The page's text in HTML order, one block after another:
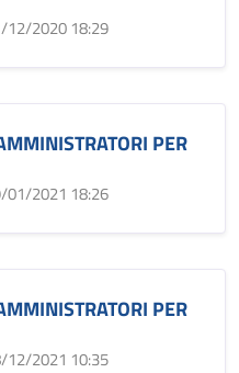
12/2020 18:29
PER
01/2021 18:26
PER
12/2021 10:35